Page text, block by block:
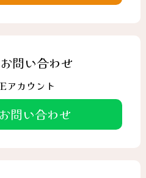
問い合わせ
アカウント
問い合わせ